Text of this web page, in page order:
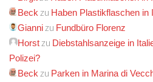
Beck zu Haben Plastikflaschen in
Gianni zu Fundbüro Florenz
Horst zu Diebstahlsanzeige in
Polizei?
Beck zu Parken in Marina di